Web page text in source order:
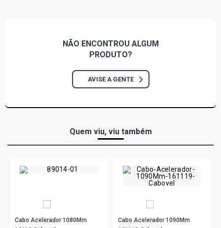
NÃO ENCONTROU ALGUM
PRODUTO?
AVISE A GENTE
Quem viu, viu também
Cabo Acelerador 1080Mm
Cabo Acelerador 1090Mm